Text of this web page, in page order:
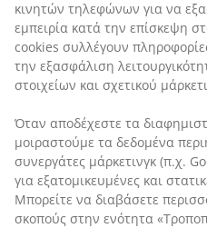
μια φυσική, ρουστίκ
τονίζεται περαιτέρω από
συνδυάζεται υπέροχα με το
κινητών τηλεφώνων για να
εμπειρία κατά την επίσκεψη
cookies συλλέγουν
την εξασφάλιση
στοιχείων και σχετικού
Όταν αποδέχεστε τα
μοιραστούμε τα δεδομένα
συνεργάτες μάρκετινγκ (π.χ.
για εξατομικευμένες και
Μπορείτε να διαβάσετε
σκοπούς στην ενότητα